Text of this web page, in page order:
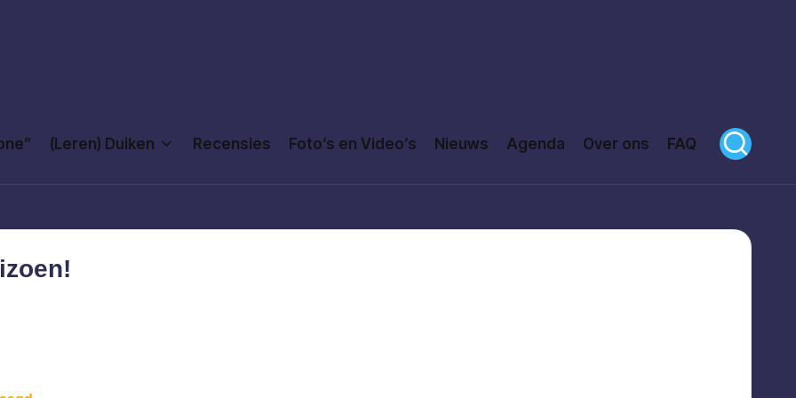
(Leren) Duiken Recensies Foto’s en Video’s Nieuws Agenda Over ons FAQ